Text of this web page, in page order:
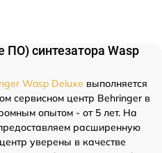
синтезатора Wasp
Wasp Deluxe выполняется
сервисном центр Behringer в
опытом - от 5 лет. На
расширенную
уверены в качестве